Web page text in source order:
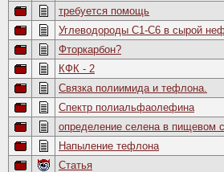
требуется помощь
Углеводороды С1-С6 в сырой
Фторкарбон?
КФК - 2
Связка полиимида и тефлона.
Спектр полиальфаолефина
определение селена в пищевом
Напыление тефлона
Статья